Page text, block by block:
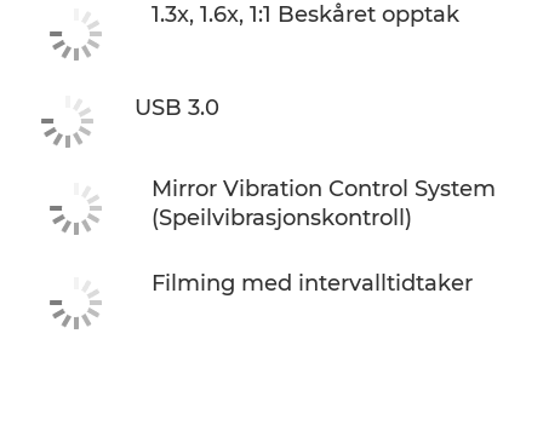
1.3x, 1.6x, 1:1 Beskåret opptak
USB 3.0
Mirror Vibration Control System
(Speilvibrasjonskontroll)
Filming med intervalltidtaker